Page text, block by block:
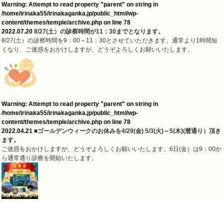
Warning: Attempt to read property "parent" on string in
/home/irinaka55/irinakaganka.jp/public_html/wp-
content/themes/temple/archive.php on line 78
2022.07.20 8/27(土）の診察時間が11：30までとなります。
8/27(土）の診察時間を9：00～11：30とさせていただきます。通常より1時間短
くなり、ご迷惑をおかけしますが、どうぞよろしくお願いいたします。
Warning: Attempt to read property "parent" on string in
/home/irinaka55/irinakaganka.jp/public_html/wp-
content/themes/temple/archive.php on line 78
2022.04.21 ■ゴールデンウィークのお休みを4/29(金) 5/3(火)～5(木)(暦通り）頂き
ます。
ご迷惑をおかけしますが、どうぞよろしくお願いいたします。6日(金）は9：00か
ら通常通り診療を開始いたします。